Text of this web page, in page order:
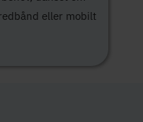
eller mobilt